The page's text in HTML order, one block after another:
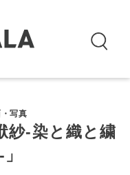
写真
紗-染と織と繍